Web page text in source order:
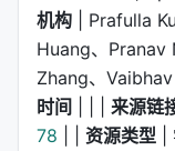
机构 | Prafulla
Huang、
Zhang、
时间
来源链
78
资源类型 |